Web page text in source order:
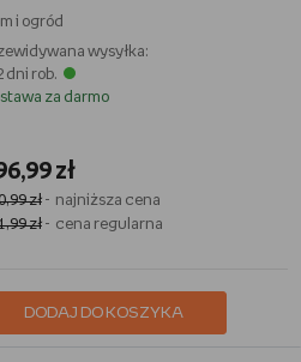
i ogród
wysyłka:
dni rob.
za darmo
zł
zł- najniższa cena
zł- cena regularna
DODAJ DO KOSZYKA